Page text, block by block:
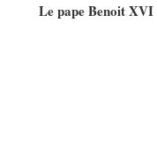
Le pape Benoit XVI